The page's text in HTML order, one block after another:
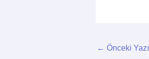
← Önceki Yazı